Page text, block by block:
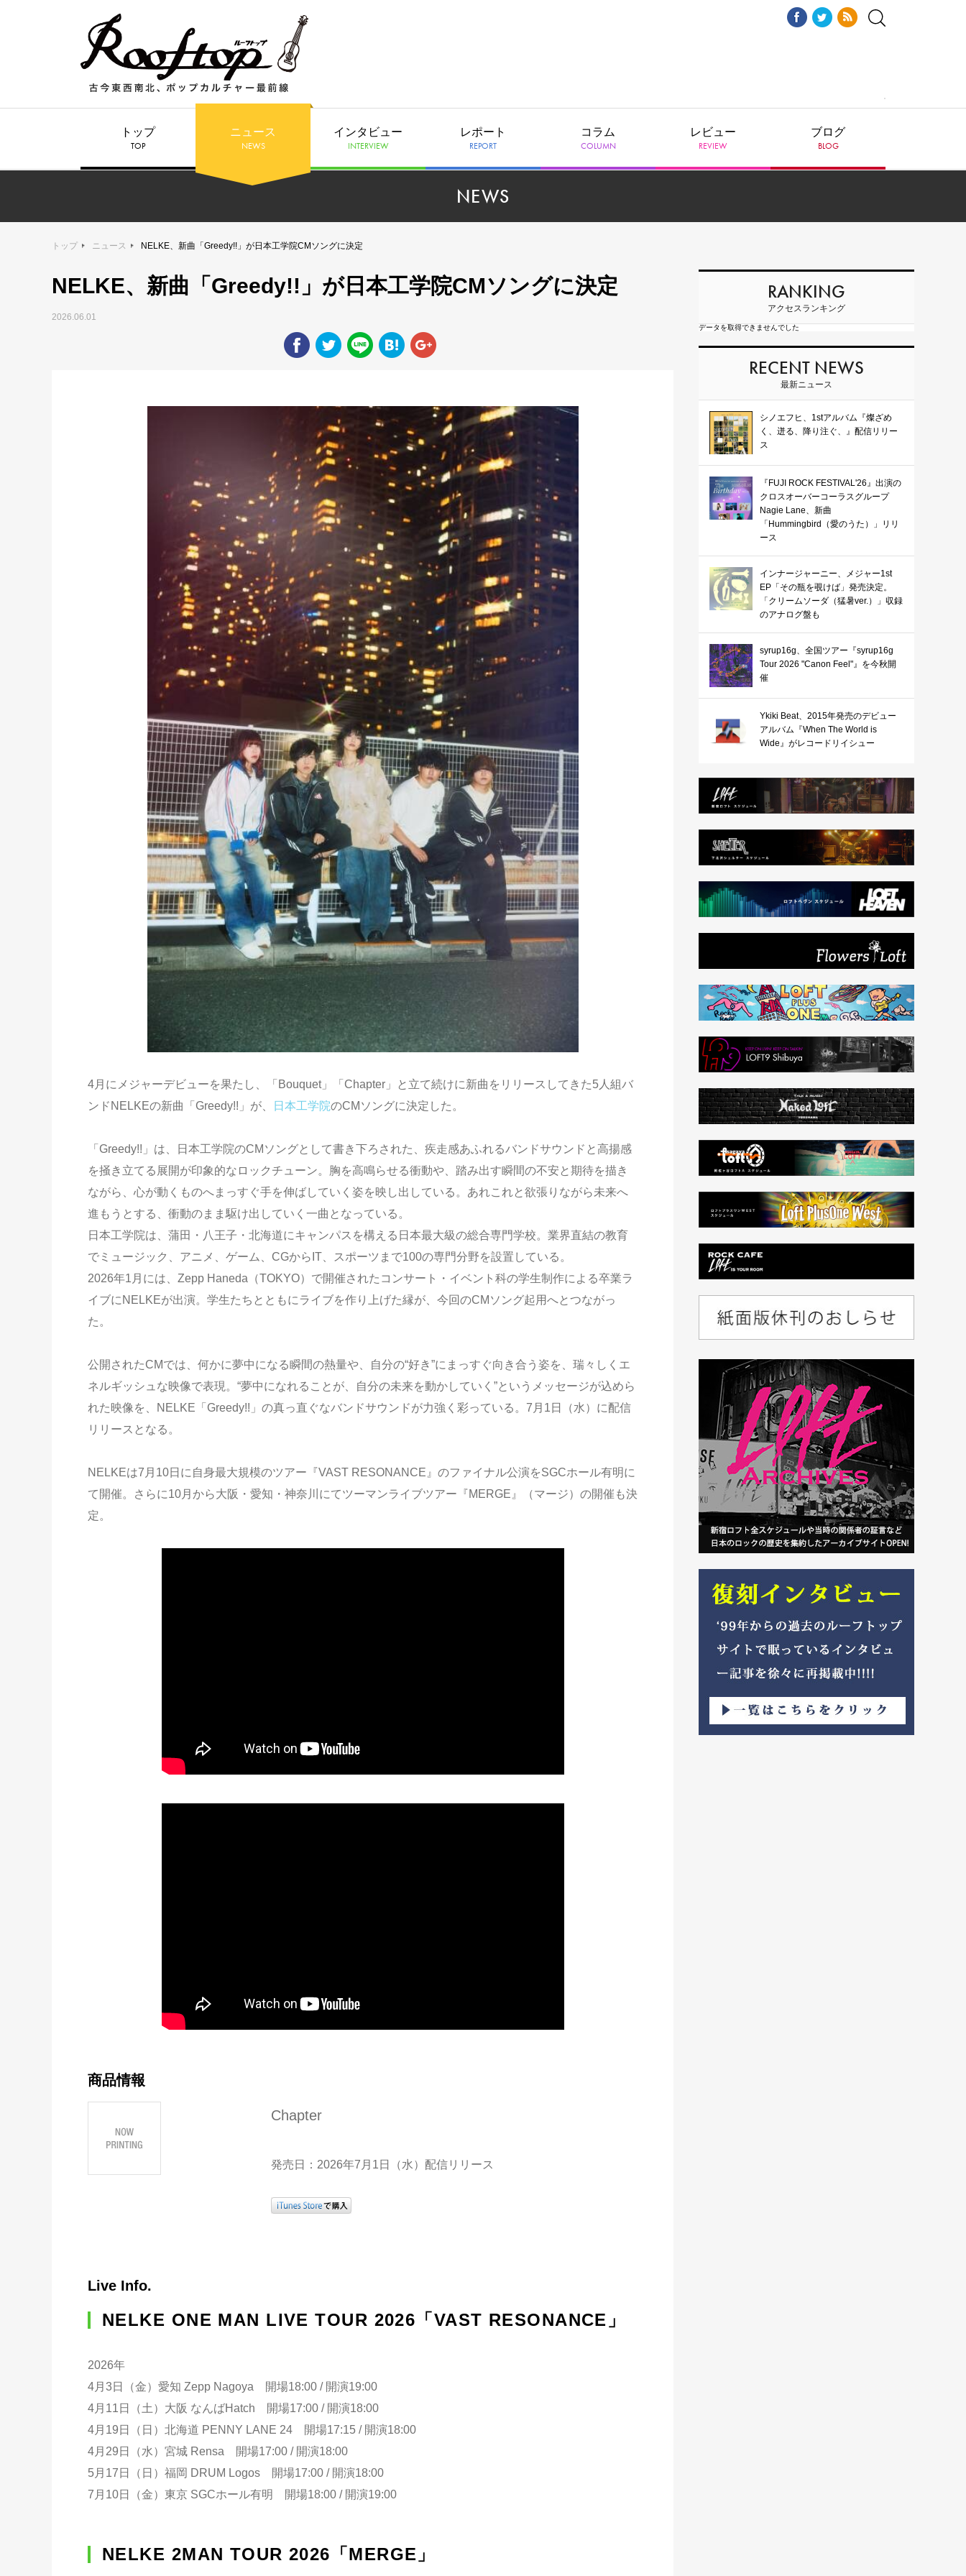
トップ
TOP
ニュース
NEWS
インタビュー
INTERVIEW
レポート
REPORT
コラム
COLUMN
レビュー
REVIEW
ブログ
BLOG
NEWS
トップ ニュース NELKE、新曲「Greedy!!」が日本工学院CMソングに決定
NELKE、新曲「Greedy!!」が日本工学院CMソングに決定
2026.06.01
4月にメジャーデビューを果たし、「Bouquet」「Chapter」と立て続けに新曲をリリースしてきた5人組バ
ンドNELKEの新曲「Greedy!!」が、
日本工学院のCMソングに決定した。
「Greedy!!」は、日本工学院のCMソングとして書き下ろされた、疾走感あふれるバンドサウンドと高揚感
を掻き立てる展開が印象的なロックチューン。胸を高鳴らせる衝動や、踏み出す瞬間の不安と期待を描き
ながら、心が動くものへまっすぐ手を伸ばしていく姿を映し出している。あれこれと欲張りながら未来へ
進もうとする、衝動のまま駆け出していく一曲となっている。
日本工学院は、蒲田・八王子・北海道にキャンパスを構える日本最大級の総合専門学校。業界直結の教育
でミュージック、アニメ、ゲーム、CGからIT、スポーツまで100の専門分野を設置している。
2026年1月には、Zepp Haneda（TOKYO）で開催されたコンサート・イベント科の学生制作による卒業ラ
イブにNELKEが出演。学生たちとともにライブを作り上げた縁が、今回のCMソング起用へとつながっ
た。
公開されたCMでは、何かに夢中になる瞬間の熱量や、自分の“好き”にまっすぐ向き合う姿を、瑞々しくエ
ネルギッシュな映像で表現。“夢中になれることが、自分の未来を動かしていく”というメッセージが込めら
れた映像を、NELKE「Greedy!!」の真っ直ぐなバンドサウンドが力強く彩っている。7月1日（水）に配信
リリースとなる。
NELKEは7月10日に自身最大規模のツアー『VAST RESONANCE』のファイナル公演をSGCホール有明に
て開催。さらに10月から大阪・愛知・神奈川にてツーマンライブツアー『MERGE』（マージ）の開催も決
定。
商品情報
Chapter
発売日：2026年7月1日（水）配信リリース
Live Info.
NELKE ONE MAN LIVE TOUR 2026「VAST RESONANCE」
2026年
4月3日（金）愛知 Zepp Nagoya 開場18:00 / 開演19:00
4月11日（土）大阪 なんばHatch 開場17:00 / 開演18:00
4月19日（日）北海道 PENNY LANE 24 開場17:15 / 開演18:00
4月29日（水）宮城 Rensa 開場17:00 / 開演18:00
5月17日（日）福岡 DRUM Logos 開場17:00 / 開演18:00
7月10日（金）東京 SGCホール有明 開場18:00 / 開演19:00
NELKE 2MAN TOUR 2026「MERGE」
RANKING
アクセスランキング
データを取得できませんでした
RECENT NEWS
最新ニュース
シノエフヒ、1stアルバム『燦ざめ
く、迸る、降り注ぐ、』配信リリー
ス
『FUJI ROCK FESTIVAL'26』出演の
クロスオーバーコーラスグループ
Nagie Lane、新曲
「Hummingbird（愛のうた）」リリ
ース
インナージャーニー、メジャー1st
EP「その瓶を覗けば」発売決定。
「クリームソーダ（猛暑ver.）」収録
のアナログ盤も
syrup16g、全国ツアー『syrup16g
Tour 2026 "Canon Feel"』を今秋開
催
Ykiki Beat、2015年発売のデビュー
アルバム『When The World is
Wide』がレコードリイシュー